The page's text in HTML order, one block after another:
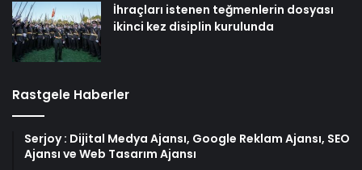
İhraçları istenen teğmenlerin dosyası
ikinci kez disiplin kurulunda
Rastgele Haberler
Serjoy : Dijital Medya Ajansı, Google Reklam Ajansı, SEO
Ajansı ve Web Tasarım Ajansı